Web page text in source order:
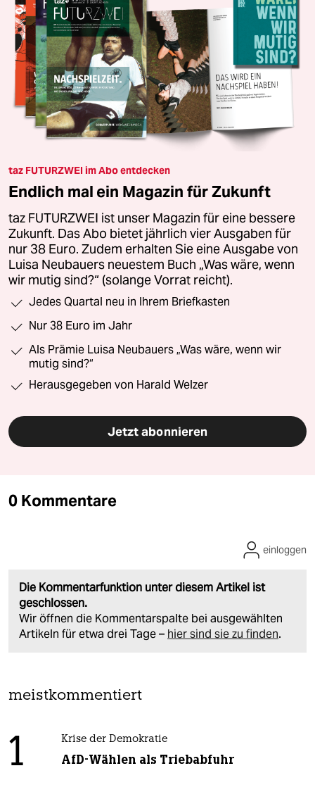
taz FUTURZWEI im Abo entdecken
Endlich mal ein Magazin für Zukunft
taz FUTURZWEI ist unser Magazin für eine bessere
Zukunft. Das Abo bietet jährlich vier Ausgaben für
nur 38 Euro. Zudem erhalten Sie eine Ausgabe von
Luisa Neubauers neuestem Buch „Was wäre, wenn
wir mutig sind?“ (solange Vorrat reicht).
Jedes Quartal neu in Ihrem Briefkasten
Nur 38 Euro im Jahr
Als Prämie Luisa Neubauers „Was wäre, wenn wir
mutig sind?“
Herausgegeben von Harald Welzer
Jetzt abonnieren
0 Kommentare
Die Kommentarfunktion unter diesem Artikel ist
geschlossen.
Wir öffnen die Kommentarspalte bei ausgewählten
Artikeln für etwa drei Tage – hier sind sie zu finden.
einloggen
meistkommentiert
1 Krise der Demokratie
AfD-Wählen als Triebabfuhr